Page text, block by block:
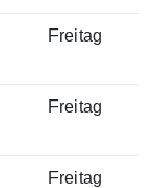
Freitag
Freitag
Freitag